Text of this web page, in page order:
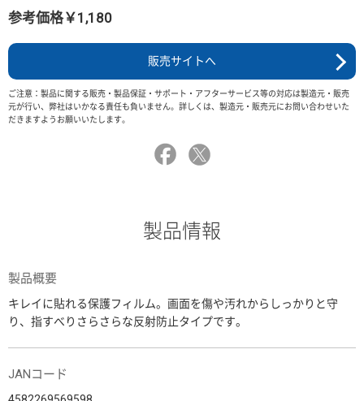
参考価格￥1,180
販売サイトへ
ご注意：製品に関する販売・製品保証・サポート・アフターサービス等の対応は製造元・販売
元が行い、弊社はいかなる責任も負いません。詳しくは、製造元・販売元にお問い合わせいた
だきますようお願いいたします。
製品情報
製品概要
キレイに貼れる保護フィルム。画面を傷や汚れからしっかりと守
り、指すべりさらさらな反射防止タイプです。
JANコード